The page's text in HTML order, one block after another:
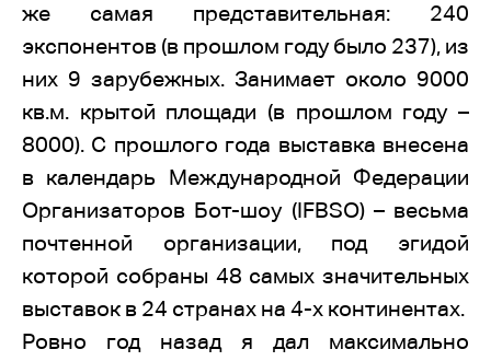
же самая представительная: 240
экспонентов (в прошлом году было 237), из
них 9 зарубежных. Занимает около 9000
кв.м. крытой площади (в прошлом году –
8000). С прошлого года выставка внесена
в календарь Международной Федерации
Организаторов Бот-шоу (IFBSO) – весьма
почтенной организации, под эгидой
которой собраны 48 самых значительных
выставок в 24 странах на 4-х континентах.
Ровно год назад я дал максимально